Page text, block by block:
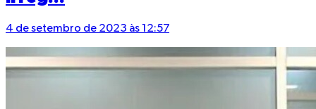
4 de setembro de 2023 às 12:57